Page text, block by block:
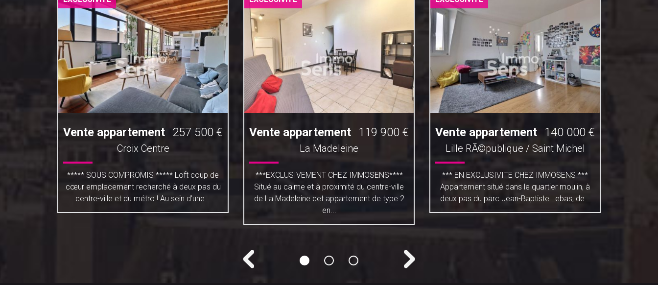
Vente appartement 257 500 €
Croix Centre
***** SOUS COMPROMIS ***** Loft coup de
cœur emplacement recherché à deux pas du
centre-ville et du métro ! Au sein d’une...
Vente appartement 119 900 €
La Madeleine
***EXCLUSIVEMENT CHEZ IMMOSENS****
Situé au calme et à proximité du centre-ville
de La Madeleine cet appartement de type 2
en...
Vente appartement 140 000 €
Lille RÃ©publique / Saint Michel
*** EN EXCLUSIVITE CHEZ IMMOSENS ***
Appartement situé dans le quartier moulin, à
deux pas du parc Jean-Baptiste Lebas, de...